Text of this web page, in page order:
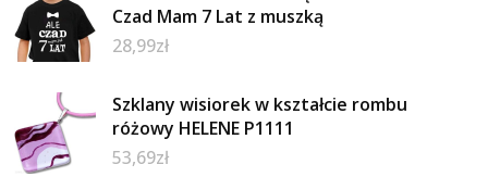
Czad Mam 7 Lat z muszką
28,99zł
Szklany wisiorek w kształcie rombu
różowy HELENE P1111
53,69zł